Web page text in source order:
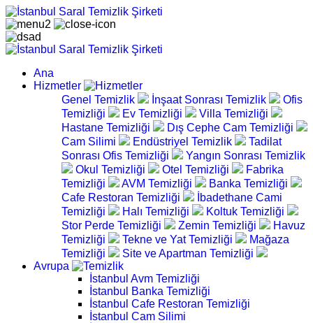
Ana
Hizmetler
Genel Temizlik
İnşaat Sonrası Temizlik
Ofis
Temizliği
Ev Temizliği
Villa Temizliği
Hastane Temizliği
Dış Cephe Cam Temizliği
Cam Silimi
Endüstriyel Temizlik
Tadilat
Sonrası Ofis Temizliği
Yangın Sonrası Temizlik
Okul Temizliği
Otel Temizliği
Fabrika
Temizliği
AVM Temizliği
Banka Temizliği
Cafe Restoran Temizliği
İbadethane Cami
Temizliği
Halı Temizliği
Koltuk Temizliği
Stor Perde Temizliği
Zemin Temizliği
Havuz
Temizliği
Tekne ve Yat Temizliği
Mağaza
Temizliği
Site ve Apartman Temizliği
Avrupa
İstanbul Avm Temizliği
İstanbul Banka Temizliği
İstanbul Cafe Restoran Temizliği
İstanbul Cam Silimi